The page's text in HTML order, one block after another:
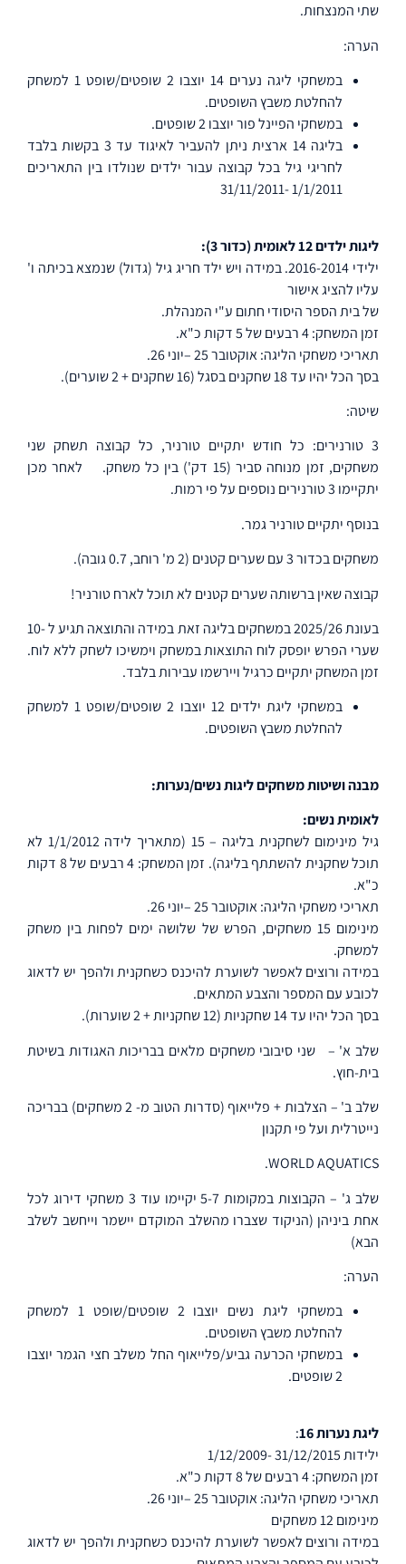
שתי המנצחות.
הערה:
במשחקי ליגה נערים 14 יוצבו 2 שופטים/שופט 1 למשחק
להחלטת משבץ השופטים.
במשחקי הפיינל פור יוצבו 2 שופטים.
בליגה 14 ארצית ניתן להעביר לאיגוד עד 3 בקשות בלבד
לחריגי גיל בכל קבוצה עבור ילדים שנולדו בין התאריכים
1/1/2011 -31/11/2011
ליגות ילדים 12 לאומית (כדור 3):
ילידי 2016-2014. במידה ויש ילד חריג גיל (גדול) שנמצא בכיתה ו'
עליו להציג אישור
של בית הספר היסודי חתום ע"י המנהלת.
זמן המשחק: 4 רבעים של 5 דקות כ"א.
תאריכי משחקי הליגה: אוקטובר 25 –יוני 26.
בסך הכל יהיו עד 18 שחקנים בסגל (16 שחקנים + 2 שוערים).
שיטה:
3 טורנירים: כל חודש יתקיים טורניר, כל קבוצה תשחק שני
משחקים, זמן מנוחה סביר (15 דק') בין כל משחק.
לאחר מכן
יתקיימו 3 טורנירים נוספים על פי רמות.
בנוסף יתקיים טורניר גמר.
משחקים בכדור 3 עם שערים קטנים (2 מ' רוחב, 0.7 גובה).
קבוצה שאין ברשותה שערים קטנים לא תוכל לארח טורניר!
בעונת 2025/26 במשחקים בליגה זאת במידה והתוצאה תגיע ל -10
שערי הפרש יופסק לוח התוצאות במשחק וימשיכו לשחק ללא לוח.
זמן המשחק יתקיים כרגיל ויירשמו עבירות בלבד.
במשחקי ליגת ילדים 12 יוצבו 2 שופטים/שופט 1 למשחק
להחלטת משבץ השופטים.
מבנה ושיטות משחקים ליגות נשים/נערות:
לאומית נשים:
גיל מינימום לשחקנית בליגה – 15 (מתאריך לידה 1/1/2012 לא
תוכל שחקנית להשתתף בליגה). זמן המשחק: 4 רבעים של 8 דקות
כ"א.
תאריכי משחקי הליגה: אוקטובר 25 –יוני 26.
מינימום 15 משחקים, הפרש של שלושה ימים לפחות בין משחק
למשחק.
במידה ורוצים לאפשר לשוערת להיכנס כשחקנית ולהפך יש לדאוג
לכובע עם המספר והצבע המתאים.
בסך הכל יהיו עד 14 שחקניות (12 שחקניות + 2 שוערות).
שלב א' –
שני סיבובי משחקים מלאים בבריכות האגודות בשיטת
בית-חוץ.
שלב ב' – הצלבות + פלייאוף (סדרות הטוב מ- 2 משחקים) בבריכה
נייטרלית ועל פי תקנון
WORLD AQUATICS.
שלב ג' – הקבוצות במקומות 5-7 יקיימו עוד 3 משחקי דירוג לכל
אחת ביניהן (הניקוד שצברו מהשלב המוקדם יישמר וייחשב לשלב
הבא)
הערה:
במשחקי ליגת נשים יוצבו 2 שופטים/שופט 1 למשחק
להחלטת משבץ השופטים.
במשחקי הכרעה גביע/פלייאוף החל משלב חצי הגמר יוצבו
2 שופטים.
ליגת נערות 16
:
ילידות 31/12/2015 -1/12/2009
זמן המשחק: 4 רבעים של 8 דקות כ"א.
תאריכי משחקי הליגה: אוקטובר 25 –יוני 26.
מינימום 12 משחקים
במידה ורוצים לאפשר לשוערת להיכנס כשחקנית ולהפך יש לדאוג